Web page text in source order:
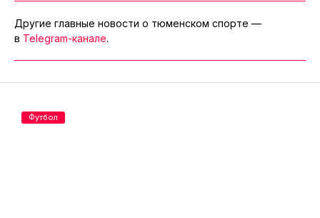
Другие главные новости о тюменском спорте —
в Telegram-канале.
Футбол